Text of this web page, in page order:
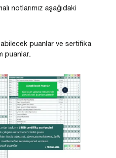
notlarımız aşağıdaki
puanlar ve sertifika
puanlar..